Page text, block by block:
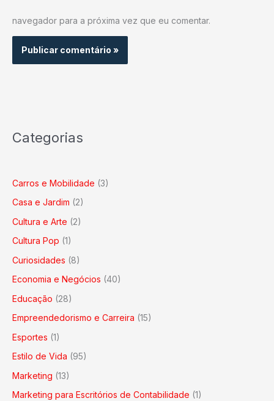
navegador para a próxima vez que eu comentar.
Categorias
Carros e Mobilidade (3)
Casa e Jardim (2)
Cultura e Arte (2)
Cultura Pop (1)
Curiosidades (8)
Economia e Negócios (40)
Educação (28)
Empreendedorismo e Carreira (15)
Esportes (1)
Estilo de Vida (95)
Marketing (13)
Marketing para Escritórios de Contabilidade (1)